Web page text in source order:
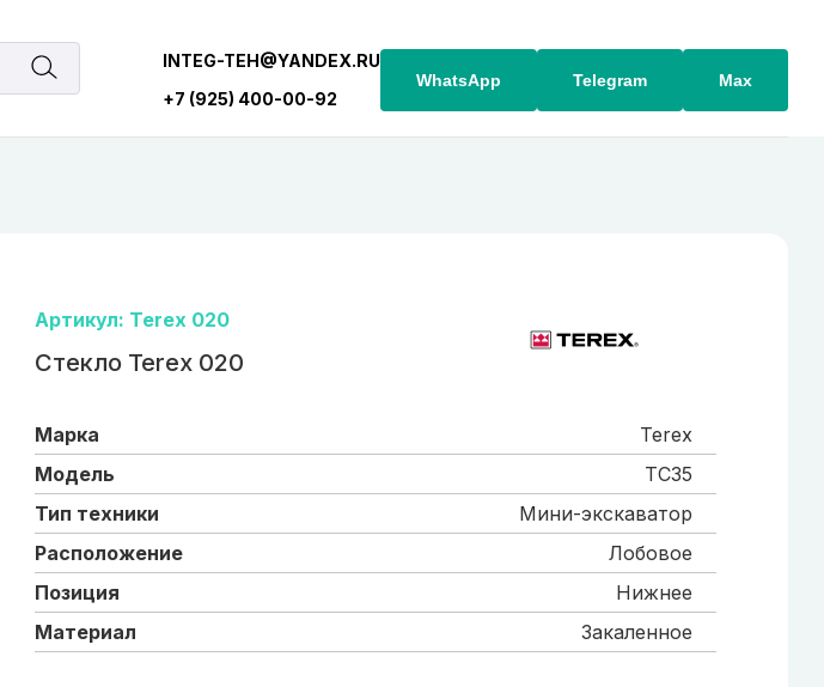
INTEG-TEH@YANDEX.RU
+7 (925) 400-00-92
WhatsApp Telegram Max
Артикул: Terex 020
Стекло Terex 020
Марка
Terex
Модель
TC35
Тип техники
Мини-экскаватор
Расположение
Лобовое
Позиция
Нижнее
Материал
Закаленное